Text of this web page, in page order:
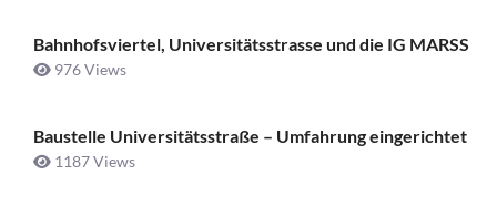
Bahnhofsviertel, Universitätsstrasse und die IG MARSS
976 Views
Baustelle Universitätsstraße ­– Umfahrung eingerichtet
1187 Views